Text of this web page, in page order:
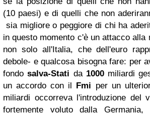
(10 paesi) e di quelli che non
sia migliore o peggiore di chi ha
in questo momento c'è un attacco alla
non solo all'Italia, che dell'euro
debole- e qualcosa bisogna fare: per
fondosalva-Stati da 1000 miliardi
un accordo con il Fmi per un
miliardi occorreva l'introduzione del
fortemente voluto dalla